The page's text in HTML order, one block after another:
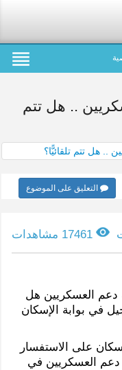
.. هل تتم
التعليق على الموضوع
17461 مشاهدات
العسكريين هل
في بوابة الإسكان
على الاستفسار
دعم العسكريين في